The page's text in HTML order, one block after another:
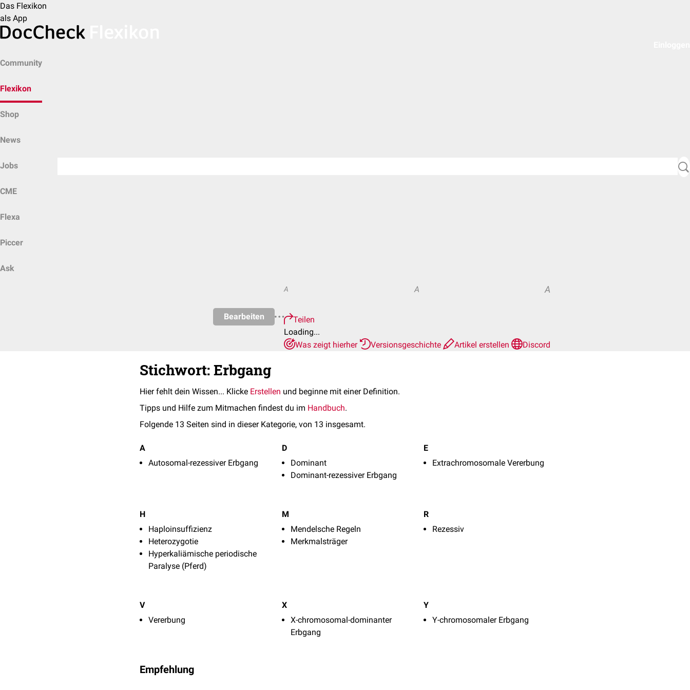
Das Flexikon
als App
Community
Flexikon
Shop
News
Jobs
CME
Flexa
Piccer
Ask
Bearbeiten
A A A
Teilen
Loading...
Was zeigt hierher
Versionsgeschichte Artikel erstellen Discord
Stichwort: Erbgang
Hier fehlt dein Wissen... Klicke Erstellen und beginne mit einer Definition.
Tipps und Hilfe zum Mitmachen findest du im Handbuch.
Folgende 13 Seiten sind in dieser Kategorie, von 13 insgesamt.
A
Autosomal-rezessiver Erbgang
D
Dominant
Dominant-rezessiver Erbgang
E
Extrachromosomale Vererbung
H
Haploinsuffizienz
Heterozygotie
Hyperkaliämische periodische
Paralyse (Pferd)
M
Mendelsche Regeln
Merkmalsträger
R
Rezessiv
V
Vererbung
X
X-chromosomal-dominanter
Erbgang
Y
Y-chromosomaler Erbgang
Empfehlung